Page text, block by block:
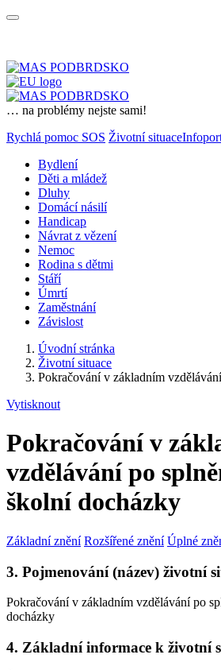
… na problémy nejste sami!
Rychlá pomoc SOS Životní situace
Bydlení
Děti a mládež
Dluhy
Domácí násilí
Handicap
Návrat z vězení
Nemoc
Rodina s dětmi
Stáří
Úmrtí
Zaměstnání
Závislost
Úvodní stránka
Životní situace
Pokračování v základním
Vytisknout
Pokračování v
vzdělávání po
školní docházky
Základní znění Rozšířené znění Úplné
3. Pojmenování (název) životní
Pokračování v základním vzdělávání po
docházky
4. Základní informace k životní